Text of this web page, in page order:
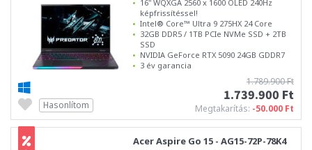
16" WQXGA 2560 x 1600 OLED 240Hz
képfrissítéssel!
Intel® Core™ Ultra 9 275HX 24 Core
32GB DDR5 / 1TB PCIe NVMe SSD + 2TB
SSD
NVIDIA GeForce RTX 5090 24GB GDDR7
3 év garancia
1.789.900 Ft
1.739.900 Ft
Megtakarítás: -50.000 Ft
Hasonlítom
Acer Aspire Go 15 - AG15-72P-78K4